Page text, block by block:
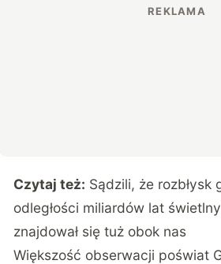
Czytaj też: Sądzili, że rozbłysk
odległości miliardów lat
znajdował się tuż obok nas
Większość obserwacji poświat